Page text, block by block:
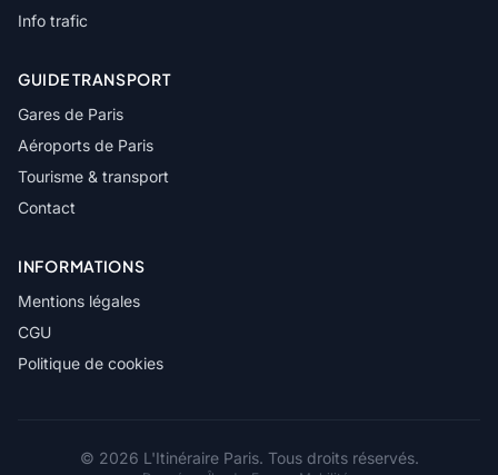
Info trafic
GUIDE TRANSPORT
Gares de Paris
Aéroports de Paris
Tourisme & transport
Contact
INFORMATIONS
Mentions légales
CGU
Politique de cookies
© 2026 L'Itinéraire Paris. Tous droits réservés.